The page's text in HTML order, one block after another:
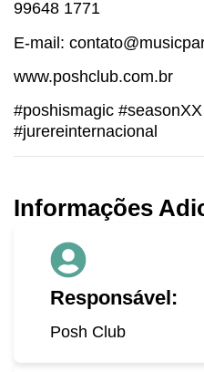
99648 1771
E-mail:
www.poshclub.com.br
#poshismagic
#jurereinternacional
Informações
Responsável:
Posh Club